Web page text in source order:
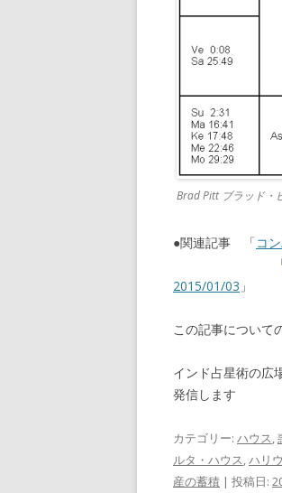
Brad Pitt ブラッド
●関連記事 「コ
2015/01/03 」
この記事につい
インド占星術の広
発信します
カテゴリー: ハウス,
ルタ・ハウス,ハリ
産の蓄積 | 投稿日: